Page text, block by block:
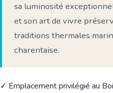
sa luminosité
et son art de vivre
traditions thermales
charentaise.
✓ Emplacement privilégié au